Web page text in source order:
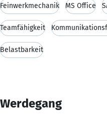
Feinwerkmechanik MS Office
Teamfähigkeit
Belastbarkeit
Werdegang